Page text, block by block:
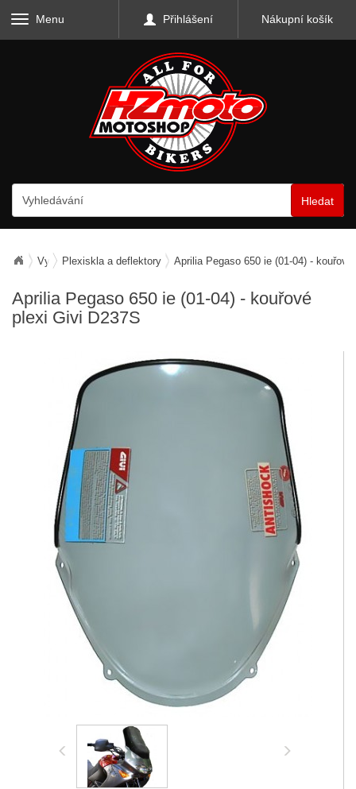
Menu Přihlášení Nákupní košík
Hledat
Vybavení motocyklu
Plexiskla a deflektory Aprilia Pegaso 650 ie (01-04) -
Aprilia Pegaso 650 ie (01-04) - kouřové
plexi Givi D237S